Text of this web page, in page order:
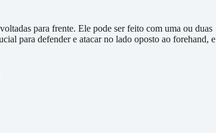
para frente. Ele pode ser feito com uma ou duas
para defender e atacar no lado oposto ao forehand, e